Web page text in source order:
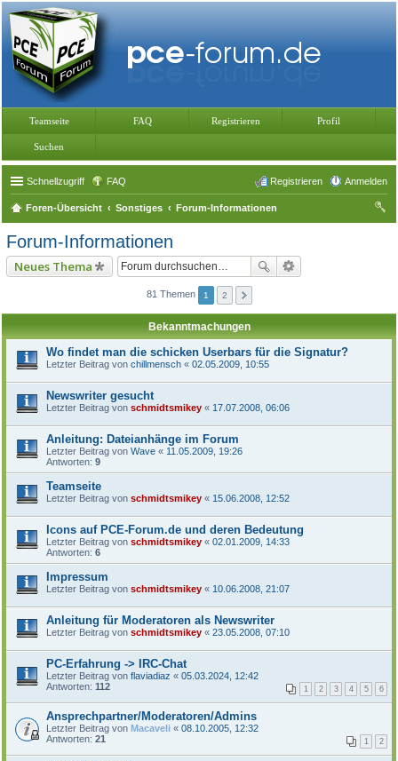
Teamseite FAQ Registrieren Profil
Suchen
Schnellzugriff FAQ Anmelden
Registrieren
Foren-Übersicht Sonstiges
Forum-Informationen
Forum-Informationen
Neues Thema
81 Themen 1 2
Bekanntmachungen
Wo findet man die schicken Userbars für die Signatur?
Letzter Beitrag von chillmensch « 02.05.2009, 10:55
Newswriter gesucht
Letzter Beitrag von schmidtsmikey « 17.07.2008, 06:06
Anleitung: Dateianhänge im Forum
Letzter Beitrag von Wave « 11.05.2009, 19:26
Antworten: 9
Teamseite
Letzter Beitrag von schmidtsmikey « 15.06.2008, 12:52
Icons auf PCE-Forum.de und deren Bedeutung
Letzter Beitrag von schmidtsmikey « 02.01.2009, 14:33
Antworten: 6
Impressum
Letzter Beitrag von schmidtsmikey « 10.06.2008, 21:07
Anleitung für Moderatoren als Newswriter
Letzter Beitrag von schmidtsmikey « 23.05.2008, 07:10
PC-Erfahrung -> IRC-Chat
Letzter Beitrag von flaviadiaz « 05.03.2024, 12:42
Antworten: 112 1 2 3 4 5 6
Ansprechpartner/Moderatoren/Admins
Letzter Beitrag von Macaveli « 08.10.2005, 12:32
Antworten: 21 1 2